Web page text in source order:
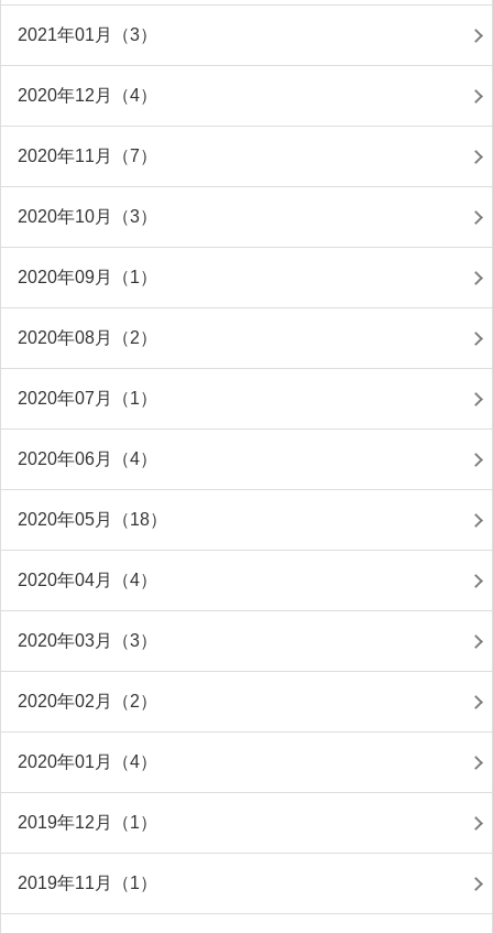
2021年01月（3）
2020年12月（4）
2020年11月（7）
2020年10月（3）
2020年09月（1）
2020年08月（2）
2020年07月（1）
2020年06月（4）
2020年05月（18）
2020年04月（4）
2020年03月（3）
2020年02月（2）
2020年01月（4）
2019年12月（1）
2019年11月（1）